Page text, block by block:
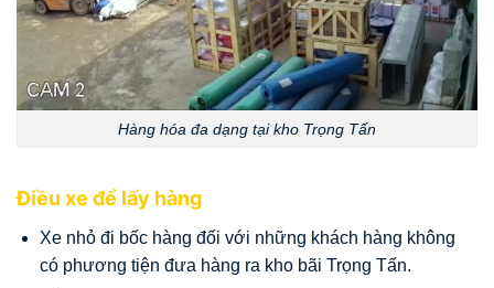
Hàng hóa đa dạng tại kho Trọng Tấn
Điều xe để lấy hàng
Xe nhỏ đi bốc hàng đối với những khách hàng không
có phương tiện đưa hàng ra kho bãi Trọng Tấn.